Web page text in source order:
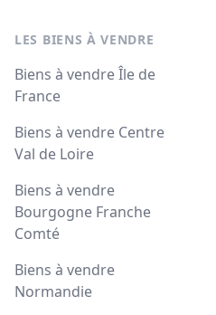
LES BIENS À VENDRE
Biens à vendre Île de
France
Biens à vendre Centre
Val de Loire
Biens à vendre
Bourgogne Franche
Comté
Biens à vendre
Normandie